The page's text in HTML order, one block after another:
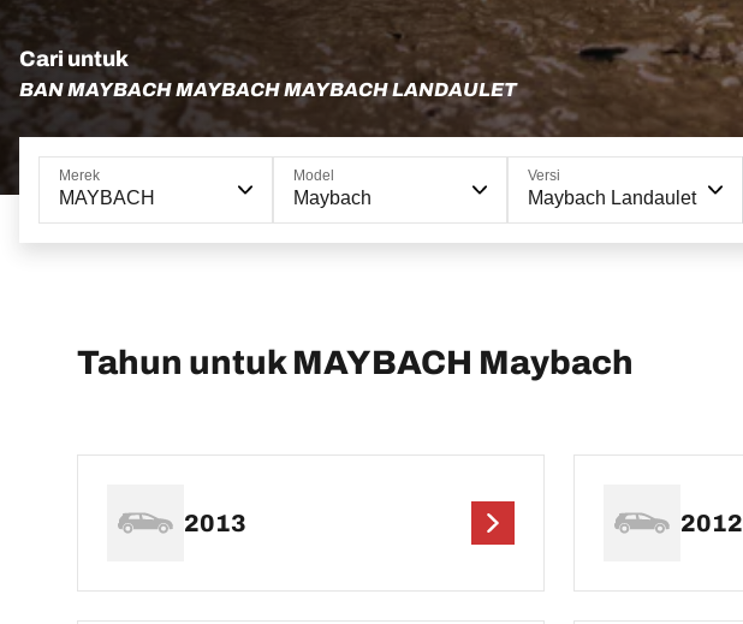
Cari untuk
BAN MAYBACH MAYBACH MAYBACH LANDAULET
Merek
MAYBACH
Model
Maybach
Versi
Maybach Landaulet
Tahun untuk MAYBACH Maybach
2013 2012